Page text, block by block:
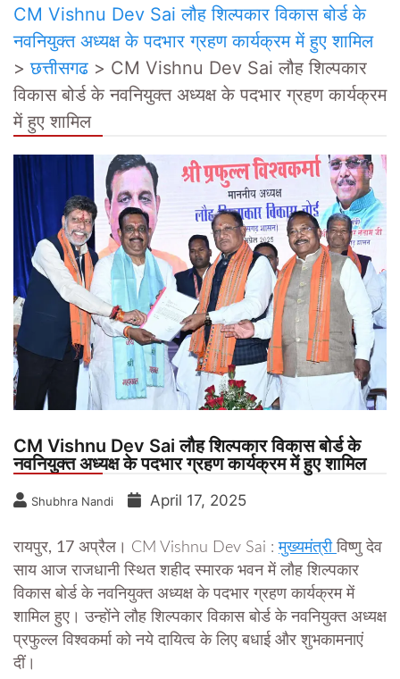
CM Vishnu Dev Sai लौह शिल्पकार विकास बोर्ड के
नवनियुक्त अध्यक्ष के पदभार ग्रहण कार्यक्रम में हुए शामिल
>छत्तीसगढ > CM Vishnu Dev Sai लौह शिल्पकार
विकास बोर्ड के नवनियुक्त अध्यक्ष के पदभार ग्रहण कार्यक्रम
में हुए शामिल
CM Vishnu Dev Sai लौह शिल्पकार विकास बोर्ड के
नवनियुक्त अध्यक्ष के पदभार ग्रहण कार्यक्रम में हुए शामिल
Shubhra Nandi April 17, 2025
रायपुर, 17 अप्रैल। CM Vishnu Dev Sai :मुख्यमंत्रीविष्णु देव
साय आज राजधानी स्थित शहीद स्मारक भवन में लौह शिल्पकार
विकास बोर्ड के नवनियुक्त अध्यक्ष के पदभार ग्रहण कार्यक्रम में
शामिल हुए। उन्होंने लौह शिल्पकार विकास बोर्ड के नवनियुक्त अध्यक्ष
प्रफुल्ल विश्वकर्मा को नये दायित्व के लिए बधाई और शुभकामनाएं
दीं।